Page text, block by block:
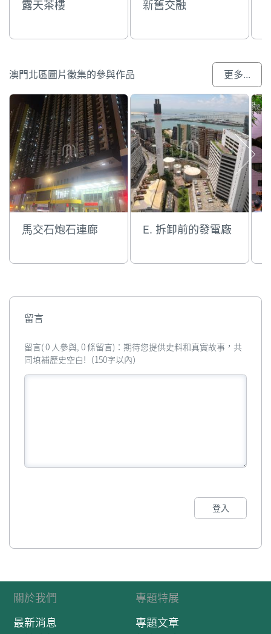
露天茶樓 新舊交融
澳門北區圖片徵集的參與作品 更多...
馬交石炮石連廊 E. 拆卸前的發電廠
留言
留言( 0 人參與, 0 條留言)：期待您提供史料和真實故事，共
同填補歷史空白!（150字以內）
登入
關於我們
最新消息
專題特展
專題文章